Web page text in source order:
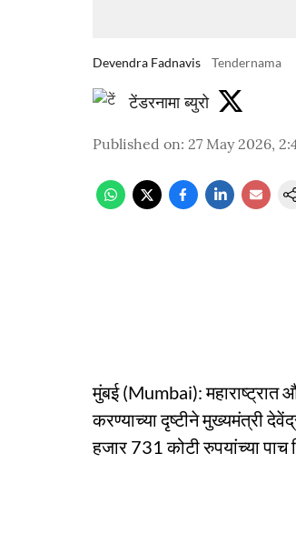
Devendra Fadnavis Tendernama
टेंडरनामा ब्युरो
Published on: 27 May 2026,
मुंबई (Mumbai): महाराष्ट्रात
करण्याच्या दृष्टीने मुख्यमंत्री
हजार 731 कोटी रुपयांच्या पाच